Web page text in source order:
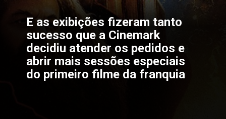
E as exibições fizeram tanto
sucesso que a
Cinemark
decidiu atender os pedidos e
abrir mais sessões especiais
do primeiro filme da franquia